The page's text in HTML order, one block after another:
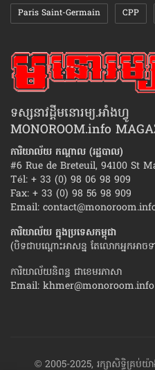
Paris Saint-Germain CPP
ទស្សនាវដ្ដីមនោរម្យ.អាំងហ្វូ
MONOROOM.info
ការិយាល័យ កណ្ដាល (រដ្ឋបាល)
#6 Rue de Breteuil, 94100 St
Tél: + 33 (0) 98 06 98 909
Fax: + 33 (0) 98 56 98 909
Email:
ការិយាល័យ ក្នុង​ប្រទេស​កម្ពុជា
(បិទជាបណ្ដោះអាសន្ន តែលោកអ្នកអាច
ការិយាល័យនិពន្ធ ជាខេមរភាសា
Email: khmer@monoroom.info
© 2005-2025, រក្សាសិទ្ធិគ្រប់យ៉